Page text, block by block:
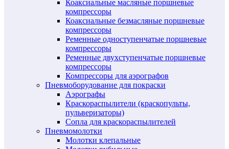
Коаксиальные масляные поршневые
компрессоры
Коаксиальные безмасляные поршневые
компрессоры
Ременные одноступенчатые поршневые
компрессоры
Ременные двухступенчатые поршневые
компрессоры
Компрессоры для аэрографов
Пневмоборудование для покраски
Аэрографы
Краскораспылители (краскопульты,
пульверизаторы)
Сопла для краскораспылителей
Пневмомолотки
Молотки клепальные